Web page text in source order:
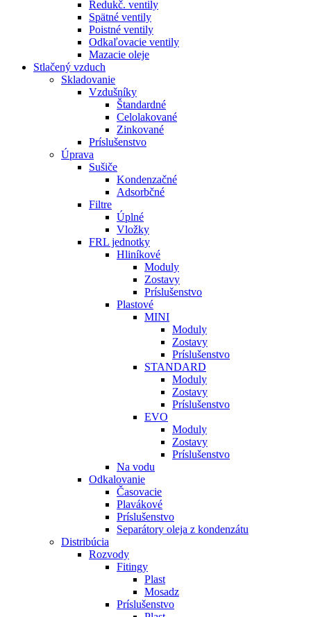
Redukč. ventily
Spätné ventily
Poistné ventily
Odkaľovacie ventily
Mazacie oleje
Stlačený vzduch
Skladovanie
Vzdušníky
Štandardné
Celolakované
Zinkované
Príslušenstvo
Úprava
Sušiče
Kondenzačné
Adsorbčné
Filtre
Úplné
Vložky
FRL jednotky
Hliníkové
Moduly
Zostavy
Príslušenstvo
Plastové
MINI
Moduly
Zostavy
Príslušenstvo
STANDARD
Moduly
Zostavy
Príslušenstvo
EVO
Moduly
Zostavy
Príslušenstvo
Na vodu
Odkalovanie
Časovacie
Plavákové
Príslušenstvo
Separátory oleja z kondenzátu
Distribúcia
Rozvody
Fitingy
Plast
Mosadz
Príslušenstvo